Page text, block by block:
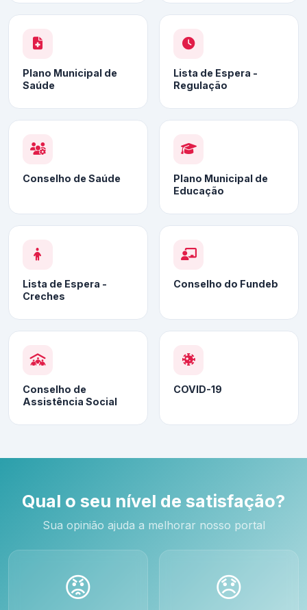
Plano Municipal de
Saúde
Lista de Espera -
Regulação
Conselho de Saúde
Plano Municipal de
Educação
Lista de Espera -
Creches
Conselho do Fundeb
Conselho de
Assistência Social
COVID-19
Qual o seu nível de satisfação?
Sua opinião ajuda a melhorar nosso portal
😡 😞